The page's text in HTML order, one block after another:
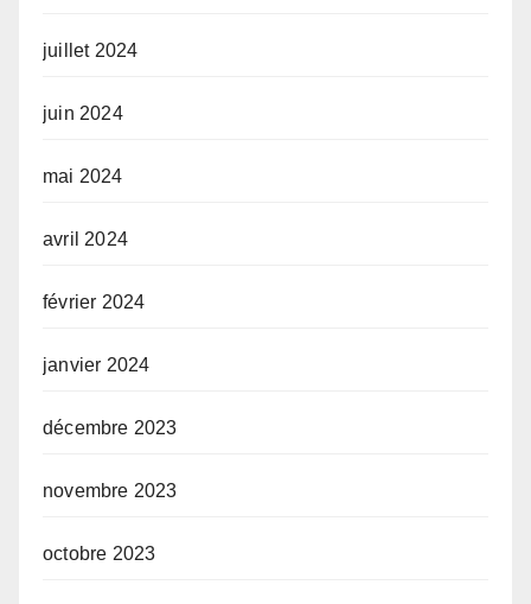
juillet 2024
juin 2024
mai 2024
avril 2024
février 2024
janvier 2024
décembre 2023
novembre 2023
octobre 2023